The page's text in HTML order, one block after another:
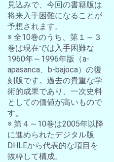
見込みで、今回の書籍版は
将来入手困難になることが
予想されます。
※ 全10巻のうち、第１～３
巻は現在では入手困難な
1960年～1996年版（a-
apasanca、b-bajoca）の復
刻版です。過去の貴重な学
術的成果であり、一次史料
としての価値が高いもので
す。
※ 第４～10巻は2005年以降
に進められたデジタル版
DHLEから代表的な項目を
抜粋して構成。